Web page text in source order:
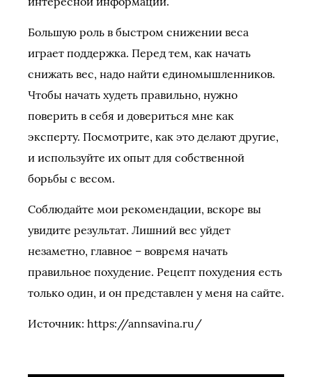
Большую роль в быстром снижении веса
играет поддержка. Перед тем, как начать
снижать вес, надо найти единомышленников.
Чтобы начать худеть правильно, нужно
поверить в себя и довериться мне как
эксперту. Посмотрите, как это делают другие,
и используйте их опыт для собственной
борьбы с весом.
Соблюдайте мои рекомендации, вскоре вы
увидите результат. Лишний вес уйдет
незаметно, главное – вовремя начать
правильное похудение. Рецепт похудения есть
только один, и он представлен у меня на сайте.
Источник: https://annsavina.ru/